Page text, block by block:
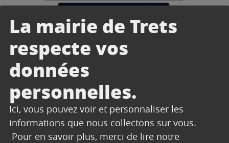
La mairie de Trets
respecte vos
données
personnelles.
Ici, vous pouvez voir et personnaliser les
informations que nous collectons sur vous.
Pour en savoir plus, merci de lire notre
Achat d’un véhicule neuf
Achat d’un véhicule d’occasion
Vente d’un véhicule d’occasion
Certificat de situation
administrative
En cas de vol : établissement du
duplicata